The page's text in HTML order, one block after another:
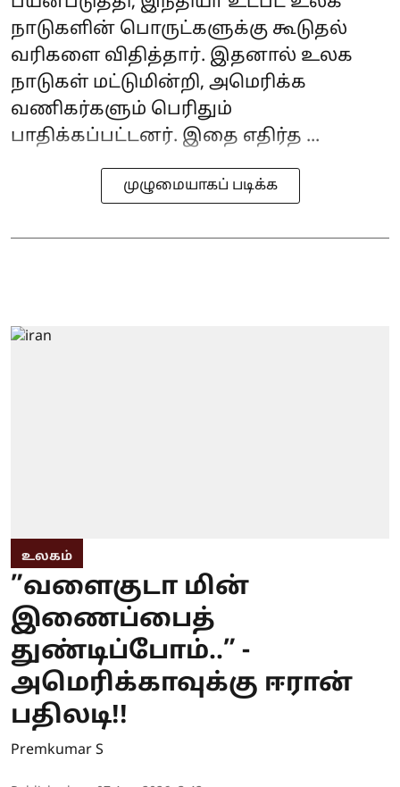
நாடுகளின் பொருட்களுக்கு கூடுதல்
வரிகளை விதித்தார். இதனால் உலக
நாடுகள் மட்டுமின்றி, அமெரிக்க
வணிகர்களும் பெரிதும்
பாதிக்கப்பட்டனர். இதை எதிர்த ...
முழுமையாகப் படிக்க
உலகம்
”வளைகுடா மின்
இணைப்பைத்
துண்டிப்போம்..” -
அமெரிக்காவுக்கு ஈரான்
பதிலடி!!
Premkumar S